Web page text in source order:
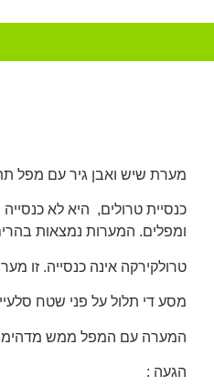
מערת שיש ואבן גיר עם מפל תת
כנסיית טרולים, היא לא
ומפלים. המערות נמצאות
טרולקירקה אינה כנסייה. זו מערה באורך 70 מטר
מסע די תלול על פני שטח
המערה עם המפל ממש
הגעה :